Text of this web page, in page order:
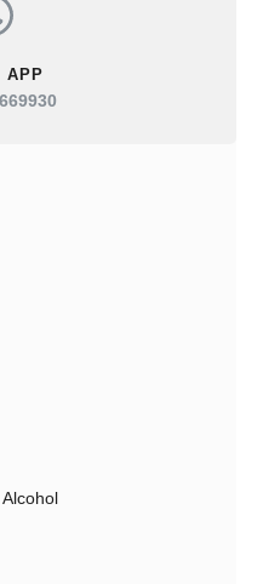
APP